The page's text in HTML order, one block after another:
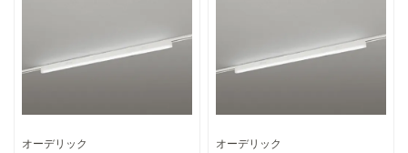
オーデリック
オーデリック